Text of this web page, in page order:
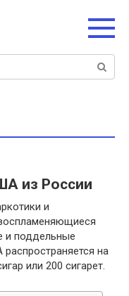
из России
и
и поддельные
на
или 200 сигарет.